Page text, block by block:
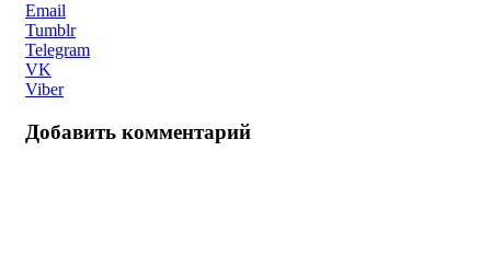
Email
Tumblr
Telegram
VK
Viber
Добавить комментарий